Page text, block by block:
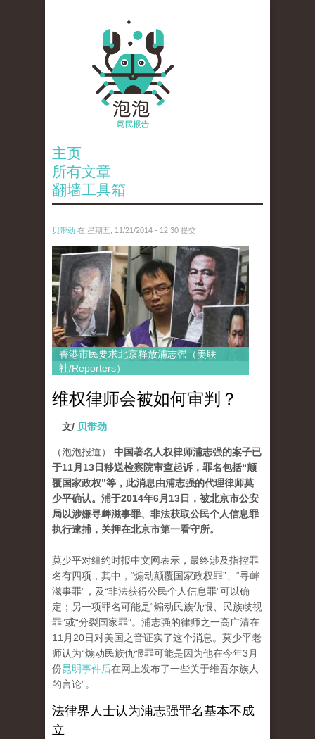
主页
所有文章
翻墙工具箱
贝带劲 在 星期五, 11/21/2014 - 12:30 提交
reporters_16210592.jpg
香港市民要求北京释放浦志强（美联
社/Reporters）
维权律师会被如何审判？
文/ 贝带劲
（泡泡报道）
中国著名人权律师浦志强的案子已
于11月13日移送检察院审查起诉，罪名包括“颠
覆国家政权”等，此消息由浦志强的代理律师莫
少平确认。浦于2014年6月13日，被北京市公安
局以涉嫌寻衅滋事罪、非法获取公民个人信息罪
执行逮捕，关押在北京市第一看守所。
莫少平对纽约时报中文网表示，最终涉及指控罪
名有四项，其中，“煽动颠覆国家政权罪”、“寻衅
滋事罪”，及“非法获得公民个人信息罪”可以确
定；另一项罪名可能是“煽动民族仇恨、民族歧视
罪”或“分裂国家罪”。浦志强的律师之一高广清在
11月20日对美国之音证实了这个消息。莫少平老
师认为“煽动民族仇恨罪可能是因为他在今年3月
份昆明事件后在网上发布了一些关于维吾尔族人
的言论”。
法律界人士认为浦志强罪名基本不成
立